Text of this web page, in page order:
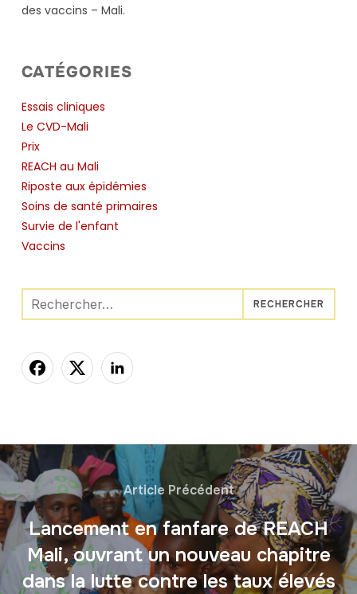
des vaccins – Mali.
CATÉGORIES
Essais cliniques
Le CVD-Mali
Prix
REACH au Mali
Riposte aux épidémies
Soins de santé primaires
Survie de l'enfant
Vaccins
Rechercher :
Article Précédent
Lancement en fanfare de REACH
Mali, ouvrant un nouveau chapitre
dans la lutte contre les taux élevés